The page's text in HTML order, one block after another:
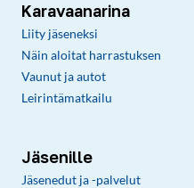
Karavaanarina
Liity jäseneksi
Näin aloitat harrastuksen
Vaunut ja autot
Leirintämatkailu
Jäsenille
Jäsenedut ja -palvelut